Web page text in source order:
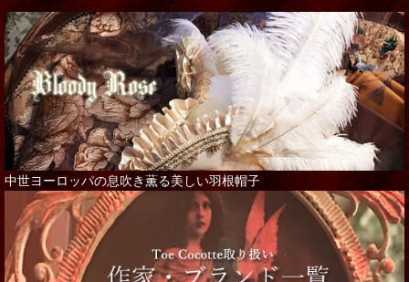
中世ヨーロッパの息吹き薫る美しい羽根帽子